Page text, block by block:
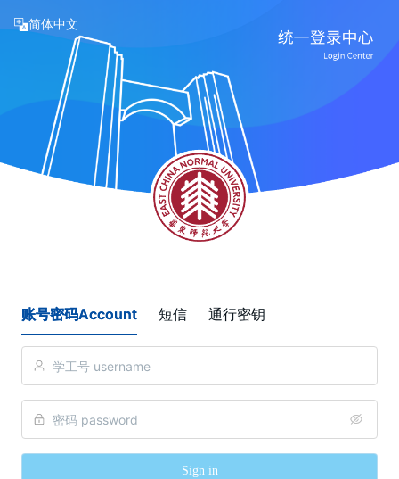
简体中文
账号密码Account 短信 通行密钥
Sign in